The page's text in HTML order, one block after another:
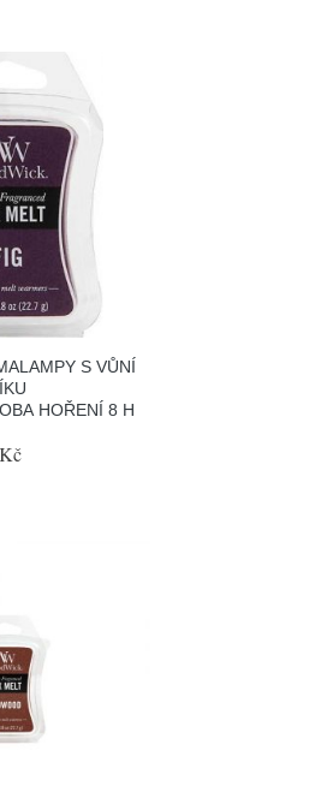
S VŮNÍ
HOŘENÍ 8 H